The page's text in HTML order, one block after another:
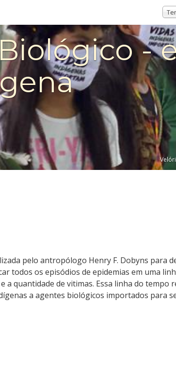
-
pelo antropólogo Henry F. Dobyns para
todos os episódios de epidemias em uma
a quantidade de vitimas. Essa linha do
a agentes biológicos importados para